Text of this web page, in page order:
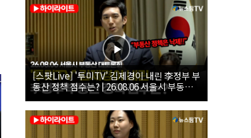
[스팟Live] '투미TV' 김제경이 내린 李정부 부
동산 정책 점수는? | 26.08.06 서울시 부동산
대토론회